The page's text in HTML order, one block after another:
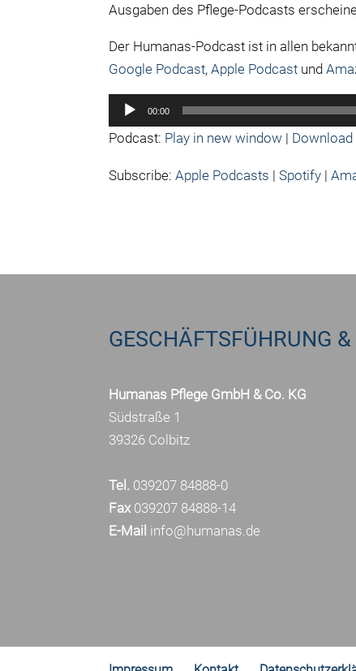
Ausgaben des Pflege-Podcasts
Der Humanas-Podcast ist in allen
Google Podcast,Apple Podcast und
Audio-
Player
00:00
Podcast: Play in new window | Download
Subscribe:Apple Podcasts |Spotify |
GESCHÄFTSFÜHRUNG
Humanas Pflege GmbH & Co. KG
Südstraße 1
39326 Colbitz
Tel. 039207 84888-0
Fax039207 84888-14
E-Mail info@humanas.de